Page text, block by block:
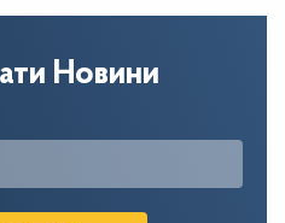
Новини